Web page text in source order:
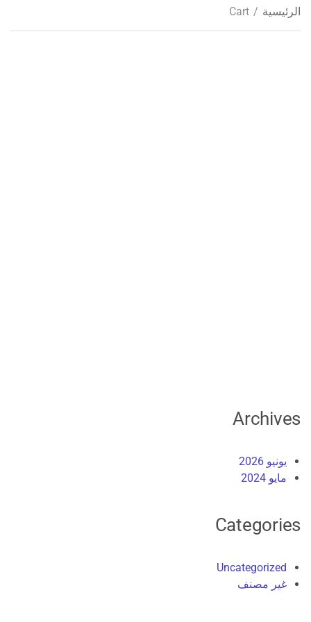
الرئيسية /
Cart
Archives
يونيو 2026
مايو 2024
Categories
Uncategorized
غير مصنف